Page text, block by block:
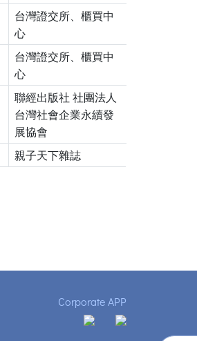
台灣證交所、櫃買中
心
台灣證交所、櫃買中
心
聯經出版社 社團法人
台灣社會企業永續發
展協會
親子天下雜誌
Corporate APP